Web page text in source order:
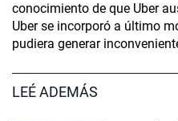
conocimiento de que Uber
Uber se incorporó a último
pudiera generar
LEÉ ADEMÁS